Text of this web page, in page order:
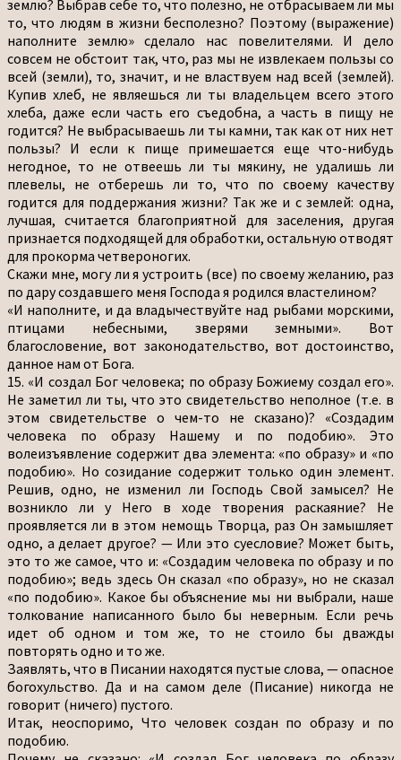
землю? Выбрав себе то, что полезно, не отбрасываем ли мы
то, что людям в жизни бесполезно? Поэтому (выражение)
наполните землю» сделало нас повелителями. И дело
совсем не обстоит так, что, раз мы не извлекаем пользы со
всей (земли), то, значит, и не властвуем над всей (землей).
Купив хлеб, не являешься ли ты владельцем всего этого
хлеба, даже если часть его съедобна, а часть в пищу не
годится? Не выбрасываешь ли ты камни, так как от них нет
пользы? И если к пище примешается еще что-нибудь
негодное, то не отвеешь ли ты мякину, не удалишь ли
плевелы, не отберешь ли то, что по своему качеству
годится для поддержания жизни? Так же и с землей: одна,
лучшая, считается благоприятной для заселения, другая
признается подходящей для обработки, остальную отводят
для прокорма четвероногих.
Скажи мне, могу ли я устроить (все) по своему желанию, раз
по дару создавшего меня Господа я родился властелином?
«И наполните, и да владычествуйте над рыбами морскими,
птицами небесными, зверями земными». Вот
благословение, вот законодательство, вот достоинство,
данное нам от Бога.
15. «И создал Бог человека; по образу Божиему создал его».
Не заметил ли ты, что это свидетельство неполное (т.е. в
этом свидетельстве о чем-то не сказано)? «Создадим
человека по образу Нашему и по подобию». Это
волеизъявление содержит два элемента: «по образу» и «по
подобию». Но созидание содержит только один элемент.
Решив, одно, не изменил ли Господь Свой замысел? Не
возникло ли у Него в ходе творения раскаяние? Не
проявляется ли в этом немощь Творца, раз Он замышляет
одно, а делает другое? — Или это суесловие? Может быть,
это то же самое, что и: «Создадим человека по образу и по
подобию»; ведь здесь Он сказал «по образу», но не сказал
«по подобию». Какое бы объяснение мы ни выбрали, наше
толкование написанного было бы неверным. Если речь
идет об одном и том же, то не стоило бы дважды
повторять одно и то же.
Заявлять, что в Писании находятся пустые слова, — опасное
богохульство. Да и на самом деле (Писание) никогда не
говорит (ничего) пустого.
Итак, неоспоримо, Что человек создан по образу и по
подобию.